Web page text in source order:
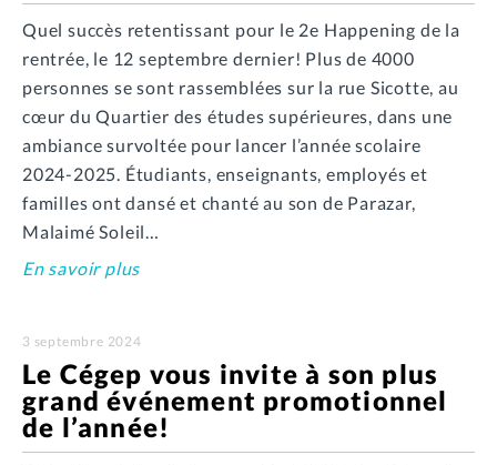
Quel succès retentissant pour le 2e Happening de la
rentrée, le 12 septembre dernier! Plus de 4000
personnes se sont rassemblées sur la rue Sicotte, au
cœur du Quartier des études supérieures, dans une
ambiance survoltée pour lancer l’année scolaire
2024-2025. Étudiants, enseignants, employés et
familles ont dansé et chanté au son de Parazar,
Malaimé Soleil…
En savoir plus
3 septembre 2024
Le Cégep vous invite à son plus
grand événement promotionnel
de l’année!